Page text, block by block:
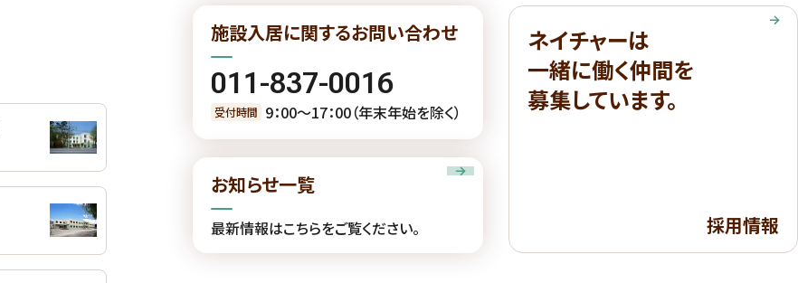
施設入居に関するお問い合わせ
011-837-0016
受付時間 9：00〜17：00（年末年始を除く）
お知らせ一覧
最新情報はこちらをご覧ください。
ネイチャーは
一緒に働く仲間を
募集しています。
採用情報